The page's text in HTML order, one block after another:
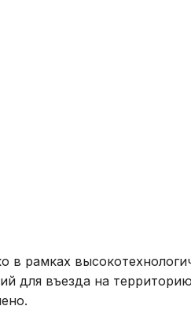
в рамках
для въезда на